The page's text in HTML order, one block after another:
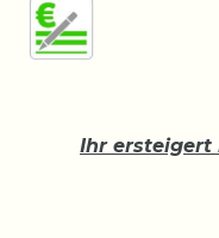
Ihr ersteigert